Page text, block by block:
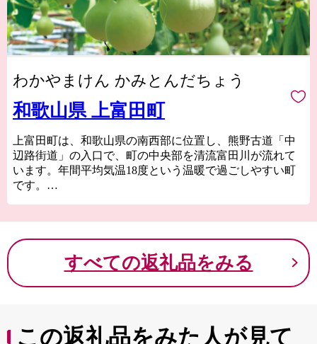
わかやまけん かみとんだちょう
和歌山県 上富田町
上富田町は、和歌山県の南西部に位置し、熊野古道「中
辺路街道」の入口で、町の中央部を清流富田川が流れて
います。年間平均気温18度という温暖で過ごしやすい町
です。
上富田では、温暖な気候を活かした果樹栽培や野菜、米
作りが盛んです。梅、みかん、スモモなど、採れたての
みずみずしい果実をはじめ、農産加工品も盛んです。
また、子育て環境の良さ、自然豊かで交通の便も良いこ
すべての返礼品をみる
この返礼品をみた人が見て